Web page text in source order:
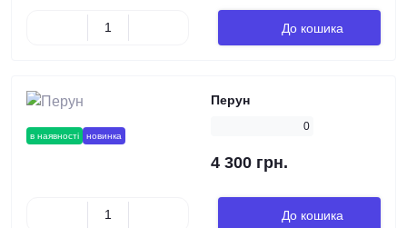
До кошика
в наявності новинка
Перун
0
4 300 грн.
До кошика